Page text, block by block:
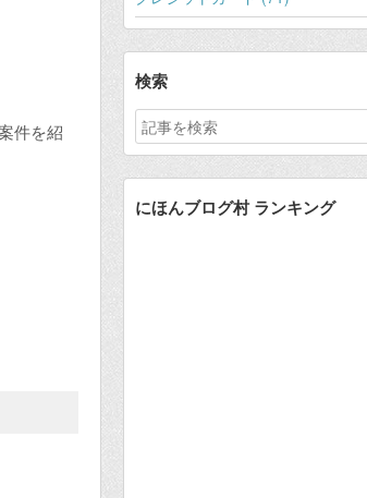
件を紹
検索
にほんブログ村 ランキング